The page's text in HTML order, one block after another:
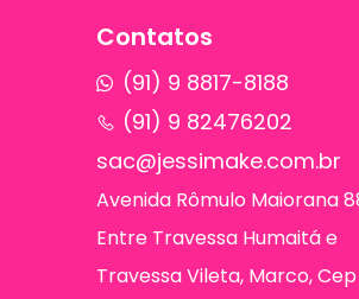
Contatos
(91) 9 8817-8188
(91) 9 82476202
sac@jessimake.com.br
Avenida Rômulo Maiorana
Entre Travessa Humaitá e
Travessa Vileta, Marco, Cep